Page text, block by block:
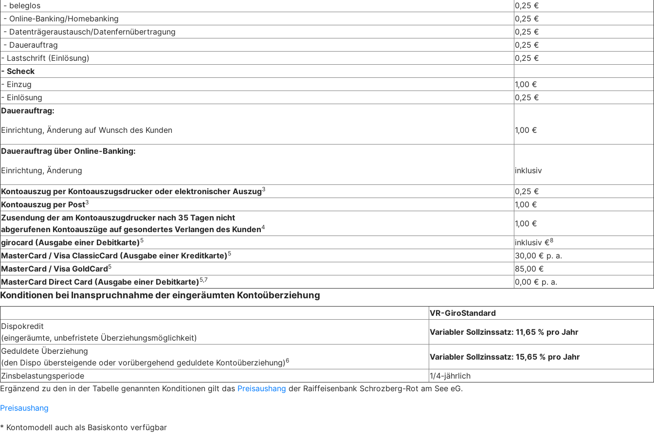
- beleglos
0,25 €
- Online-Banking/Homebanking
0,25 €
- Datenträgeraustausch/Datenfernübertragung
0,25 €
- Dauerauftrag
0,25 €
- Lastschrift (Einlösung)
0,25 €
- Scheck
- Einzug
1,00 €
- Einlösung
0,25 €
Dauerauftrag:
Einrichtung, Änderung auf Wunsch des Kunden
1,00 €
Dauerauftrag über Online-Banking:
Einrichtung, Änderung
inklusiv
Kontoauszug per Kontoauszugsdrucker oder elektronischer Auszug3
0,25 €
Kontoauszug per Post3
1,00 €
Zusendung der am Kontoauszugdrucker nach 35 Tagen nicht
abgerufenen Kontoauszüge auf gesondertes Verlangen des Kunden4
1,00 €
girocard (Ausgabe einer Debitkarte) 5 inklusiv €8
MasterCard / Visa ClassicCard (Ausgabe einer Kreditkarte) 5
30,00 € p. a.
MasterCard / Visa GoldCard5
85,00 €
MasterCard Direct Card (Ausgabe einer Debitkarte) 5,7 0,00 € p. a.
Konditionen bei Inanspruchnahme der eingeräumten Kontoüberziehung
VR-GiroStandard
Dispokredit
(eingeräumte, unbefristete Überziehungsmöglichkeit)
Variabler Sollzinssatz: 11,65 % pro Jahr
Geduldete Überziehung
(den Dispo übersteigende oder vorübergehend geduldete Kontoüberziehung)6
Variabler Sollzinssatz: 15,65 % pro Jahr
Zinsbelastungsperiode
1/4-jährlich
Ergänzend zu den in der Tabelle genannten Konditionen gilt das Preisaushang der Raiffeisenbank Schrozberg-Rot am See eG.
Preisaushang
* Kontomodell auch als Basiskonto verfügbar